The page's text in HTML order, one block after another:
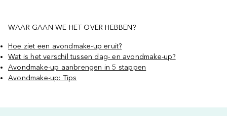
WAAR GAAN WE HET OVER HEBBEN?
Hoe ziet een avondmake-up eruit?
Wat is het verschil tussen dag- en avondmake-up?
Avondmake-up aanbrengen in 5 stappen
Avondmake-up: Tips